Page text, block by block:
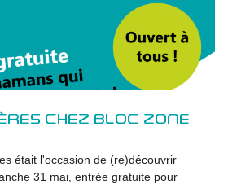
CHEZ BLOC ZONE
était l'occasion de (re)découvrir
31 mai, entrée gratuite pour